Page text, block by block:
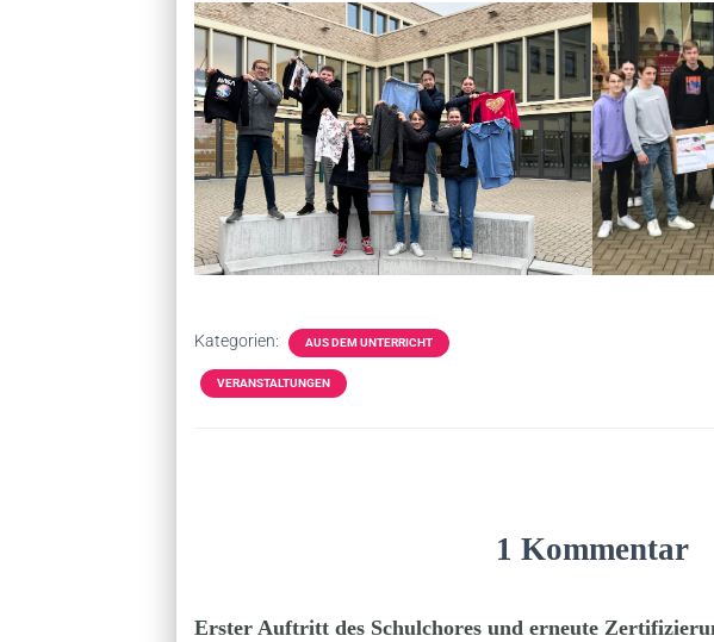
Kategorien: AUS DEM UNTERRICHT
VERANSTALTUNGEN
1 Kommentar
Erster Auftritt des Schulchores und erneute